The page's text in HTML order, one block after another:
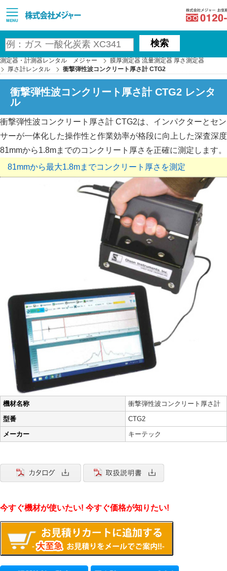
検索
測定器・計測器レンタル メジャー
膜厚測定器 流量測定器 厚さ測定器
厚さ計レンタル
衝撃弾性波コンクリート厚さ計 CTG2
衝撃弾性波コンクリート厚さ計 CTG2 レンタ
ル
衝撃弾性波コンクリート厚さ計 CTG2は、インパクターとセン
サーが一体化した操作性と作業効率が格段に向上した深査深度
81mmから1.8mまでのコンクリート厚さを正確に測定します。
81mmから最大1.8mまでコンクリート厚さを測定
機材名称
衝撃弾性波コンクリート厚さ計
型番
CTG2
メーカー
キーテック
今すぐ機材が使いたい! 今すぐ価格が知りたい!